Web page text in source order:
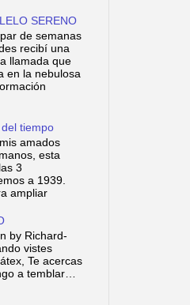
SERENO
de semanas
recibí una
llamada que
en la nebulosa
tiempo
amados
esta
3
a 1939.
ampliar
by Richard-
vistes
Te acercas
a temblar…